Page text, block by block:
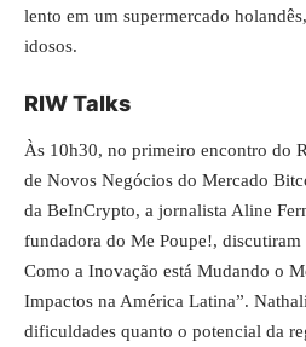
lento em um supermercado
idosos.
RIW Talks
Às 10h30, no primeiro encontro do
de Novos Negócios do Mercado
da BeInCrypto, a jornalista Aline
fundadora do Me Poupe!,
Como a Inovação está Mudando o
Impactos na América Latina”.
dificuldades quanto o potencial da